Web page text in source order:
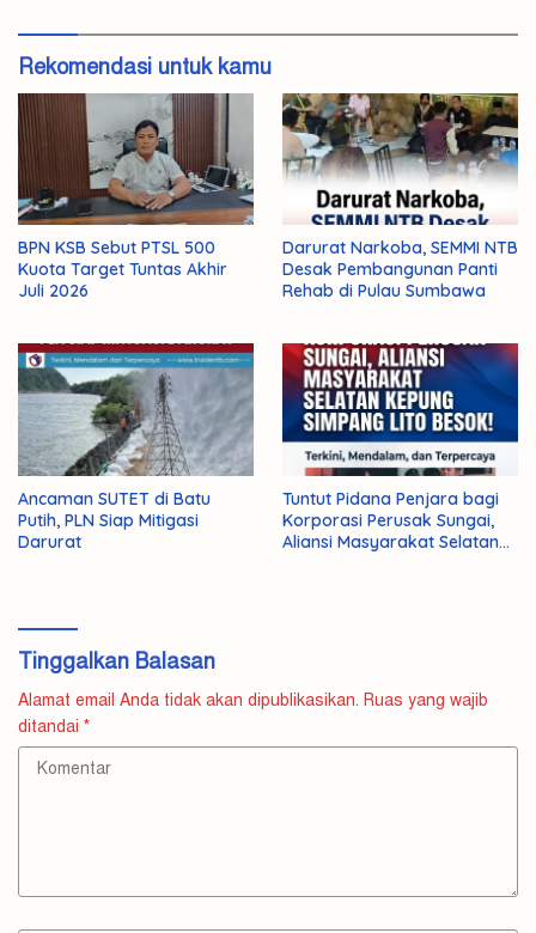
Rekomendasi untuk kamu
BPN KSB Sebut PTSL 500
Kuota Target Tuntas Akhir
Juli 2026
Darurat Narkoba, SEMMI NTB
Desak Pembangunan Panti
Rehab di Pulau Sumbawa
Ancaman SUTET di Batu
Putih, PLN Siap Mitigasi
Darurat
Tuntut Pidana Penjara bagi
Korporasi Perusak Sungai,
Aliansi Masyarakat Selatan
Tinggalkan Balasan
Alamat email Anda tidak akan dipublikasikan. Ruas yang wajib
ditandai *